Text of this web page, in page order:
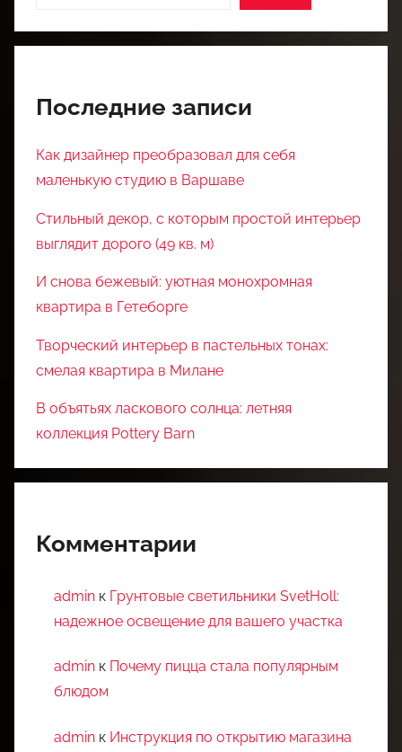
Последние записи
Как дизайнер преобразовал для себя
маленькую студию в Варшаве
Стильный декор, с которым простой интерьер
выглядит дорого (49 кв. м)
И снова бежевый: уютная монохромная
квартира в Гетеборге
Творческий интерьер в пастельных тонах:
смелая квартира в Милане
В объятьях ласкового солнца: летняя
коллекция Pottery Barn
Комментарии
admin к Грунтовые светильники SvetHoll:
надежное освещение для вашего участка
admin к Почему пицца стала популярным
блюдом
admin к Инструкция по открытию магазина